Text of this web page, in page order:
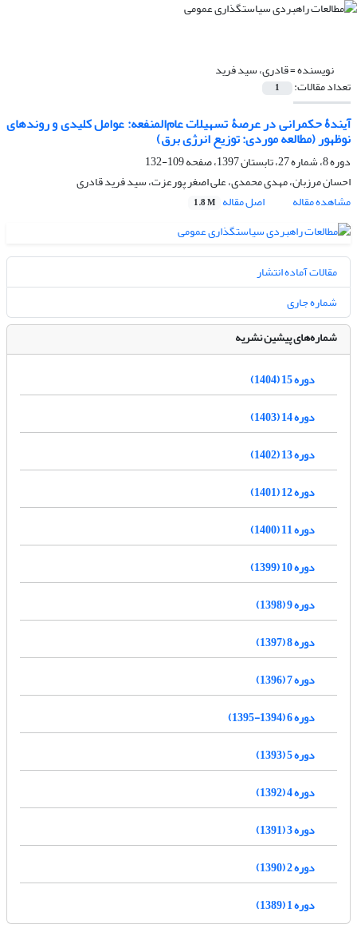
نویسنده =قادری، سید فرید
تعداد مقالات: 1
آیندۀ حکمرانی در عرصۀ تسهیلات عام‌المنفعه: عوامل کلیدی و روندهای
نوظهور (مطالعه موردی: توزیع انرژی برق)
دوره 8، شماره 27، تابستان 1397، صفحه
109-132
احسان مرزبان، مهدی محمدی، علی اصغر پورعزت، سید فرید قادری
مشاهده مقاله
اصل مقاله 1.8 M
مقالات آماده انتشار
شماره جاری
شماره‌های پیشین نشریه
دوره 15 (1404)
دوره 14 (1403)
دوره 13 (1402)
دوره 12 (1401)
دوره 11 (1400)
دوره 10 (1399)
دوره 9 (1398)
دوره 8 (1397)
دوره 7 (1396)
دوره 6 (1394-1395)
دوره 5 (1393)
دوره 4 (1392)
دوره 3 (1391)
دوره 2 (1390)
دوره 1 (1389)